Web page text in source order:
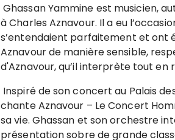
Ghassan Yammine est musicien,
à Charles Aznavour. Il a eu
s’entendaient parfaitement et ont
Aznavour de manière sensible,
d'Aznavour, qu’il interprète tout en
Inspiré de son concert au Palais
chante Aznavour – Le Concert
sa vie. Ghassan et son orchestre
présentation sobre de grande